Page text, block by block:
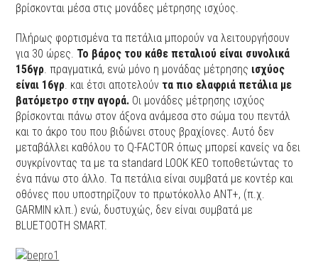
βρίσκονται μέσα στις μονάδες μέτρησης ισχύος.
Πλήρως φορτισμένα τα πετάλια μπορούν να λειτουργήσουν
για 30 ώρες. Το βάρος του κάθε πεταλιού είναι συνολικά
156γρ. πραγματικά, ενώ μόνο η μονάδας μέτρησης ισχύος
είναι 16γρ. και έτσι αποτελούν τα πιο ελαφριά πετάλια με
βατόμετρο στην αγορά. Οι μονάδες μέτρησης ισχύος
βρίσκονται πάνω στον άξονα ανάμεσα στο σώμα του πεντάλ
και το άκρο του που βιδώνει στους βραχίονες. Αυτό δεν
μεταβάλλει καθόλου το Q-FACTOR όπως μπορεί κανείς να δει
συγκρίνοντας τα με τα standard LOOK KEO τοποθετώντας το
ένα πάνω στο άλλο. Τα πετάλια είναι συμβατά με κοντέρ και
οθόνες που υποστηρίζουν το πρωτόκολλο ΑΝΤ+, (π.χ.
GARMIN κλπ.) ενώ, δυστυχώς, δεν είναι συμβατά με
BLUETOOTH SMART.